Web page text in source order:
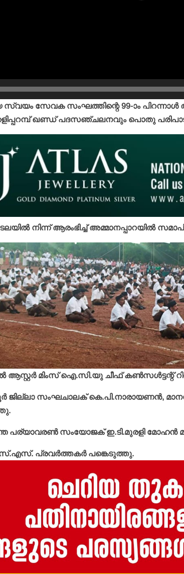
സ്വയം സേവക സംഘത്തിന്റെ 99-ാം
ഖണ്ഡ് പദസഞ്ചലനവും പൊതു
നിന്ന് ആരംഭിച്ച് അമ്മാനപ്പാറയില്‍
ആസ്റ്റര്‍ മിംസ് ഐ.സി.യു ചീഫ് കണ്‍സള്‍ട്ടന്റ്
ജില്ലാ സംഘചാലക് കെ.പി.നാരായണന്‍,
പര്യാവരണ്‍ സംയോജക് ഇ.ടി.മുരളി മോഹന്‍
പ്രവര്‍ത്തകര്‍ പങ്കെടുത്തു.